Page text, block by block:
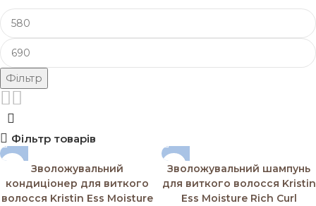
Фільтр
Фільтр товарів
Зволожувальний
кондиціонер для виткого
волосся Kristin Ess Moisture
Зволожувальний шампунь
для виткого волосся Kristin
Ess Moisture Rich Curl